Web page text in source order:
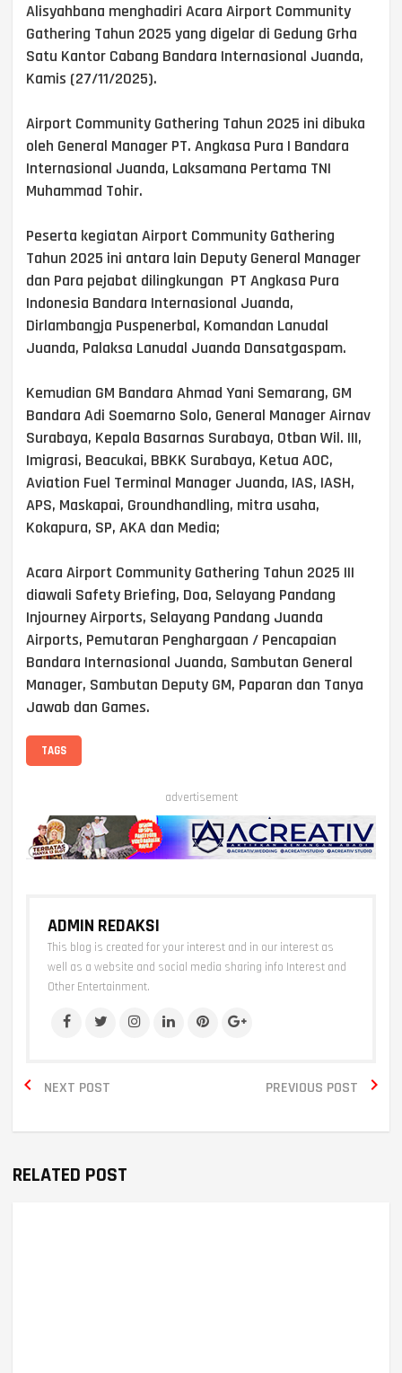
Alisyahbana menghadiri Acara Airport Community
Gathering Tahun 2025 yang digelar di Gedung Grha
Satu Kantor Cabang Bandara Internasional Juanda,
Kamis (27/11/2025).
Airport Community Gathering Tahun 2025 ini dibuka
oleh General Manager PT. Angkasa Pura I Bandara
Internasional Juanda, Laksamana Pertama TNI
Muhammad Tohir.
Peserta kegiatan Airport Community Gathering
Tahun 2025 ini antara lain Deputy General Manager
dan Para pejabat dilingkungan PT Angkasa Pura
Indonesia Bandara Internasional Juanda,
Dirlambangja Puspenerbal, Komandan Lanudal
Juanda, Palaksa Lanudal Juanda Dansatgaspam.
Kemudian GM Bandara Ahmad Yani Semarang, GM
Bandara Adi Soemarno Solo, General Manager Airnav
Surabaya, Kepala Basarnas Surabaya, Otban Wil. III,
Imigrasi, Beacukai, BBKK Surabaya, Ketua AOC,
Aviation Fuel Terminal Manager Juanda, IAS, IASH,
APS, Maskapai, Groundhandling, mitra usaha,
Kokapura, SP, AKA dan Media;
Acara Airport Community Gathering Tahun 2025 III
diawali Safety Briefing, Doa, Selayang Pandang
Injourney Airports, Selayang Pandang Juanda
Airports, Pemutaran Penghargaan / Pencapaian
Bandara Internasional Juanda, Sambutan General
Manager, Sambutan Deputy GM, Paparan dan Tanya
Jawab dan Games.
TAGS
advertisement
ADMIN REDAKSI
This blog is created for your interest and in our interest as
well as a website and social media sharing info Interest and
Other Entertainment.
NEXT POST
 PREVIOUS POST 
RELATED POST